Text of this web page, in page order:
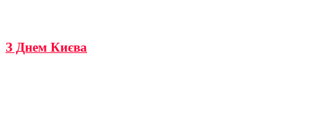
З Днем Києва